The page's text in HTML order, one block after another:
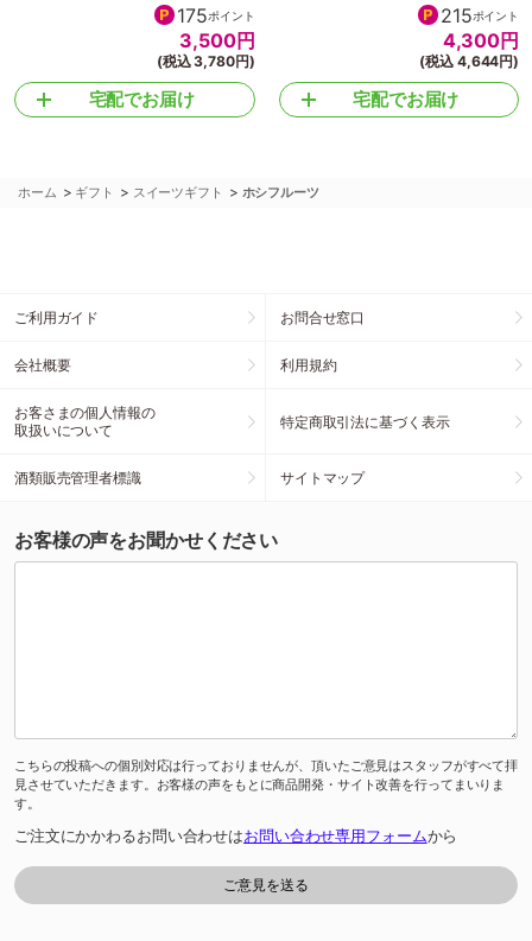
175ポイント
3,500円
(税込 3,780円)
宅配でお届け
215ポイント
4,300円
(税込 4,644円)
宅配でお届け
ホーム > ギフト > スイーツギフト > ホシフルーツ
ご利用ガイド お問合せ窓口
会社概要 利用規約
お客さまの個人情報の
取扱いについて
特定商取引法に基づく表示
酒類販売管理者標識 サイトマップ
お客様の声をお聞かせください
こちらの投稿への個別対応は行っておりませんが、頂いたご意見はスタッフがすべて拝
見させていただきます。お客様の声をもとに商品開発・サイト改善を行ってまいりま
す。
ご注文にかかわるお問い合わせはお問い合わせ専用フォームから